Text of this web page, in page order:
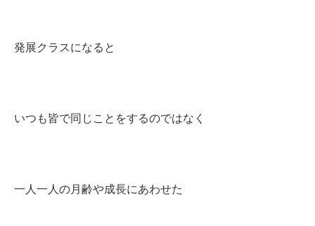
発展クラスになると
いつも皆で同じことをするのではなく
一人一人の月齢や成長にあわせた